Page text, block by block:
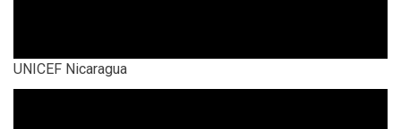
UNICEF Nicaragua